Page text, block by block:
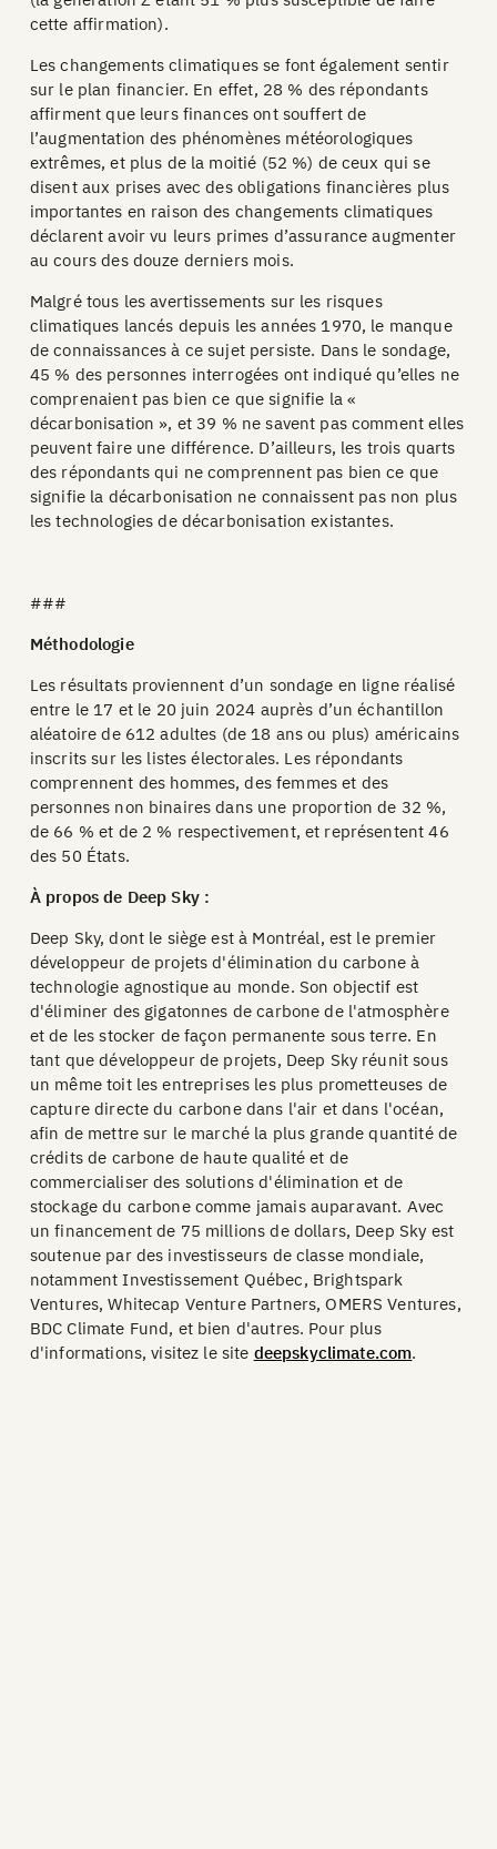
cette affirmation).
Les changements climatiques se font également sentir
sur le plan financier. En effet, 28 % des répondants
affirment que leurs finances ont souffert de
l’augmentation des phénomènes météorologiques
extrêmes, et plus de la moitié (52 %) de ceux qui se
disent aux prises avec des obligations financières plus
importantes en raison des changements climatiques
déclarent avoir vu leurs primes d’assurance augmenter
au cours des douze derniers mois.
Malgré tous les avertissements sur les risques
climatiques lancés depuis les années 1970, le manque
de connaissances à ce sujet persiste. Dans le sondage,
45 % des personnes interrogées ont indiqué qu’elles ne
comprenaient pas bien ce que signifie la «
décarbonisation », et 39 % ne savent pas comment elles
peuvent faire une différence. D’ailleurs, les trois quarts
des répondants qui ne comprennent pas bien ce que
signifie la décarbonisation ne connaissent pas non plus
les technologies de décarbonisation existantes.
###
Méthodologie
Les résultats proviennent d’un sondage en ligne réalisé
entre le 17 et le 20 juin 2024 auprès d’un échantillon
aléatoire de 612 adultes (de 18 ans ou plus) américains
inscrits sur les listes électorales. Les répondants
comprennent des hommes, des femmes et des
personnes non binaires dans une proportion de 32 %,
de 66 % et de 2 % respectivement, et représentent 46
des 50 États.
À propos de Deep Sky :
Deep Sky, dont le siège est à Montréal, est le premier
développeur de projets d'élimination du carbone à
technologie agnostique au monde. Son objectif est
d'éliminer des gigatonnes de carbone de l'atmosphère
et de les stocker de façon permanente sous terre. En
tant que développeur de projets, Deep Sky réunit sous
un même toit les entreprises les plus prometteuses de
capture directe du carbone dans l'air et dans l'océan,
afin de mettre sur le marché la plus grande quantité de
crédits de carbone de haute qualité et de
commercialiser des solutions d'élimination et de
stockage du carbone comme jamais auparavant. Avec
un financement de 75 millions de dollars, Deep Sky est
soutenue par des investisseurs de classe mondiale,
notamment Investissement Québec, Brightspark
Ventures, Whitecap Venture Partners, OMERS Ventures,
BDC Climate Fund, et bien d'autres. Pour plus
d'informations, visitez le site deepskyclimate.com.